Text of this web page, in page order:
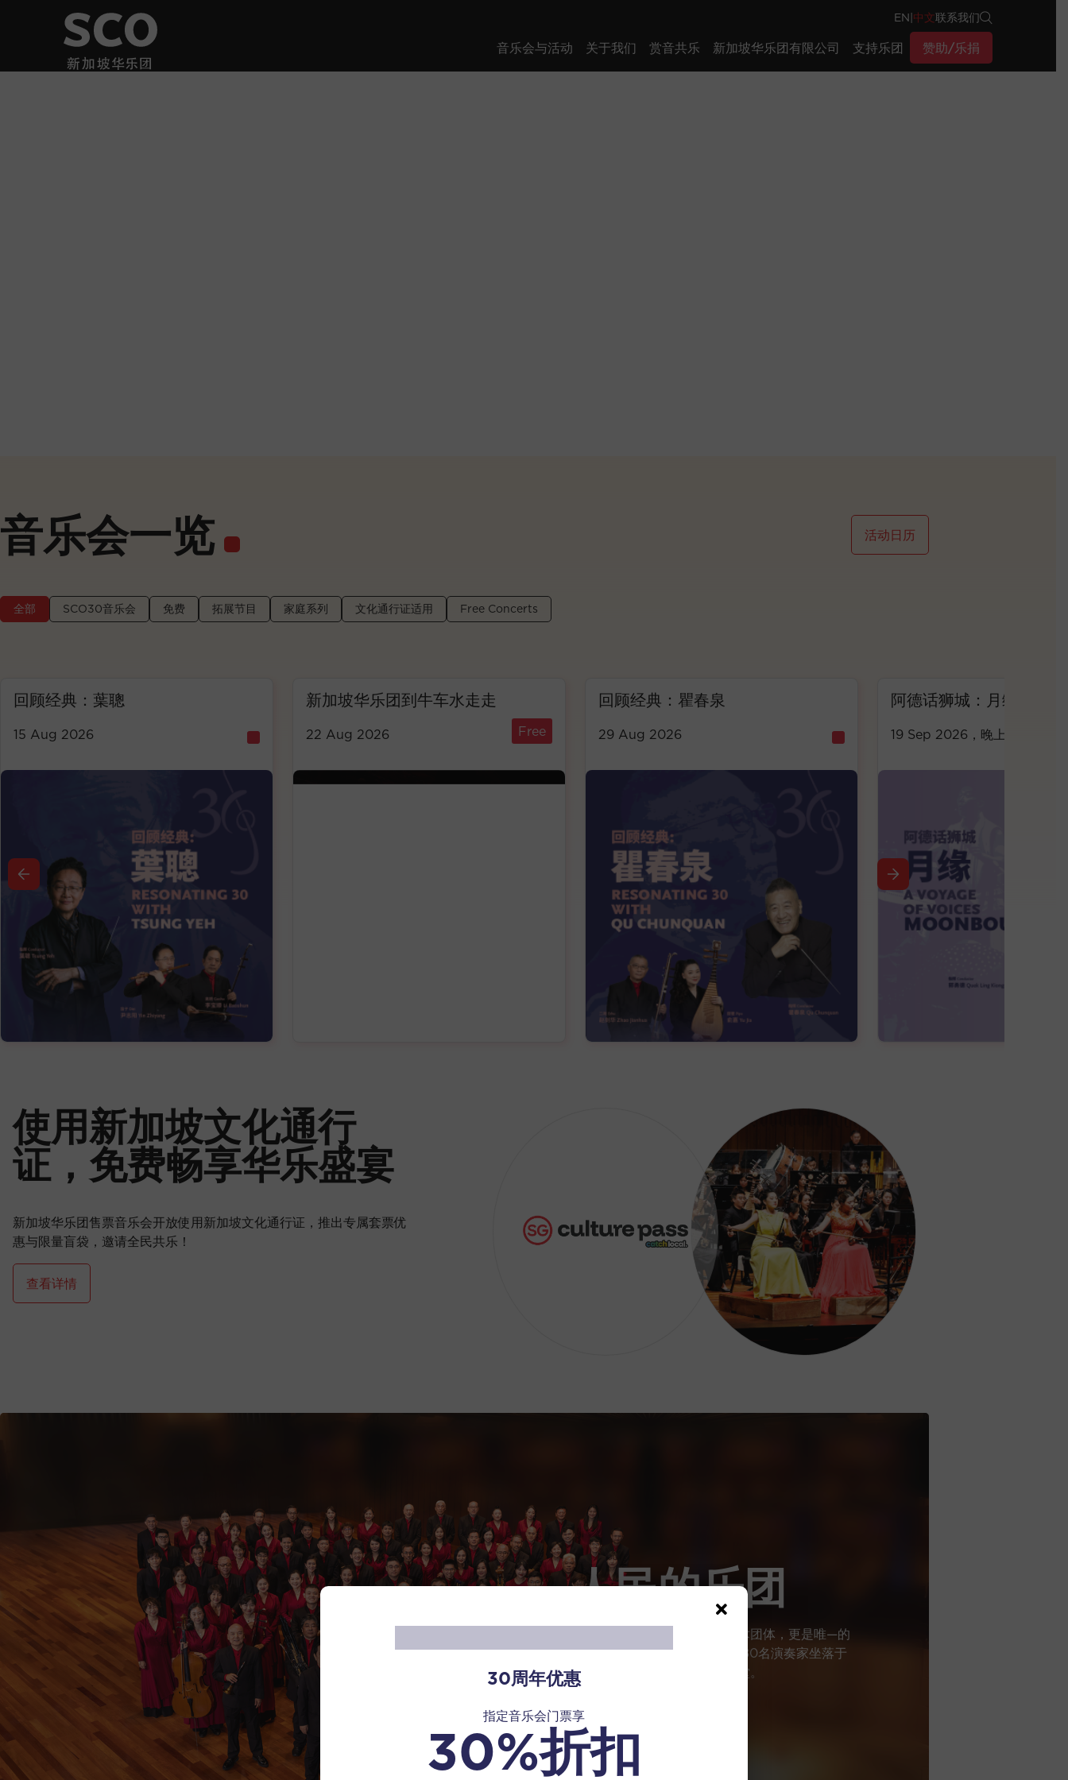
EN|中文联系我们
音乐会与活动 关于我们 赏音共乐 新加坡华乐团有限公司 支持乐团 赞助/乐捐
音乐会一览 活动日历
全部 SCO30音乐会 免费 拓展节目 家庭系列 文化通行证适用 Free Concerts
葉聰 新加坡华乐团到牛车水走走
22 Aug 2026
回顾经典：瞿春泉
29 Aug 2026
阿德话狮城：月缘
19 Sep 2026 ，晚上7:30
使用新加坡文化通行
证，免费畅享华乐盛宴
新加坡华乐团售票音乐会开放使用新加坡文化通行证，推出专属套票优
惠与限量盲袋，邀请全民共乐！
查看详情
人民的乐团
新加坡华乐团是本地的旗舰艺术团体，更是唯—的
专业国家级华乐团。 拥有超过80名演奏家坐落于
被列为国家古迹的新加坡大会堂。
30周年优惠
指定音乐会门票享
30%折扣